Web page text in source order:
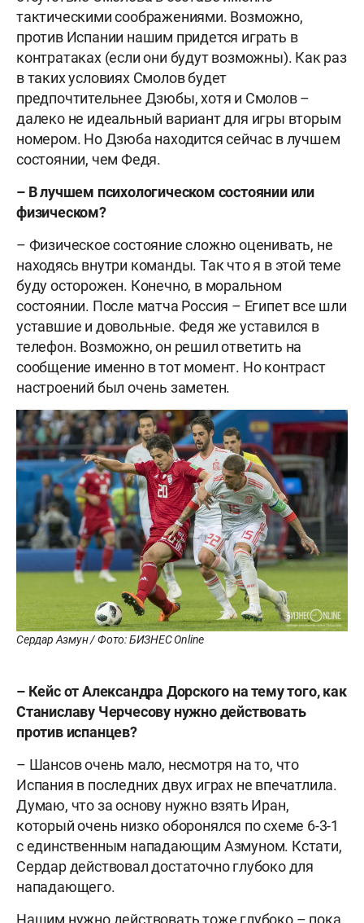
тактическими соображениями. Возможно,
против Испании нашим придется играть в
контратаках (если они будут возможны). Как раз
в таких условиях Смолов будет
предпочтительнее Дзюбы, хотя и Смолов –
далеко не идеальный вариант для игры вторым
номером. Но Дзюба находится сейчас в лучшем
состоянии, чем Федя.
– В лучшем психологическом состоянии или
физическом?
– Физическое состояние сложно оценивать, не
находясь внутри команды. Так что я в этой теме
буду осторожен. Конечно, в моральном
состоянии. После матча Россия – Египет все шли
уставшие и довольные. Федя же уставился в
телефон. Возможно, он решил ответить на
сообщение именно в тот момент. Но контраст
настроений был очень заметен.
Сердар Азмун / Фото: БИЗНЕС Online
– Кейс от Александра Дорского на тему того, как
Станиславу Черчесову нужно действовать
против испанцев?
– Шансов очень мало, несмотря на то, что
Испания в последних двух играх не впечатлила.
Думаю, что за основу нужно взять Иран,
который очень низко оборонялся по схеме 6-3-1
с единственным нападающим Азмуном. Кстати,
Сердар действовал достаточно глубоко для
нападающего.
Нашим нужно действовать тоже глубоко – пока